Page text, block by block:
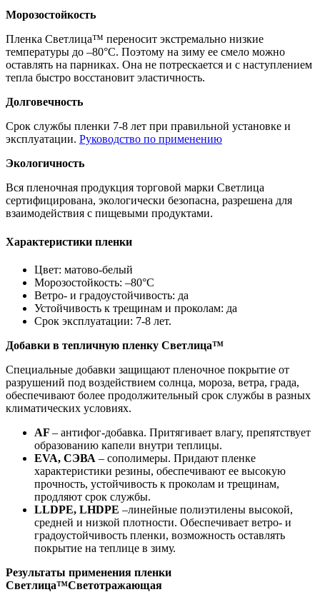
Морозостойкость
Пленка Светлица™ переносит экстремально низкие
температуры до –80°С. Поэтому на зиму ее смело можно
оставлять на парниках. Она не потрескается и с наступлением
тепла быстро восстановит эластичность.
Долговечность
Срок службы пленки 7-8 лет при правильной установке и
эксплуатации. Руководство по применению
Экологичность
Вся пленочная продукция торговой марки Светлица
сертифицирована, экологически безопасна, разрешена для
взаимодействия с пищевыми продуктами.
Характеристики пленки
Цвет: матово-белый
Морозостойкость: –80°С
Ветро- и градоустойчивость: да
Устойчивость к трещинам и проколам: да
Срок эксплуатации: 7-8 лет.
Добавки в тепличную пленку Светлица™
Специальные добавки защищают пленочное покрытие от
разрушений под воздействием солнца, мороза, ветра, града,
обеспечивают более продолжительный срок службы в разных
климатических условиях.
AF – антифог-добавка. Притягивает влагу, препятствует
образованию капели внутри теплицы.
EVA, СЭВА – сополимеры. Придают пленке
характеристики резины, обеспечивают ее высокую
прочность, устойчивость к проколам и трещинам,
продляют срок службы.
LLDPE, LHDPE –линейные полиэтилены высокой,
средней и низкой плотности. Обеспечивает ветро- и
градоустойчивость пленки, возможность оставлять
покрытие на теплице в зиму.
Результаты применения пленки
Светлица™Светотражающая